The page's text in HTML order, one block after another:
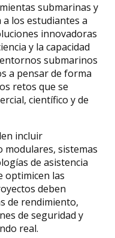
submarinas y
los estudiantes a
innovadoras
y la capacidad
submarinos
a pensar de forma
retos que se
científico y de
incluir
sistemas
de asistencia
optimicen las
deben
de rendimiento,
de seguridad y
real.